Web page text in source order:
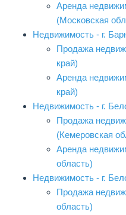
Аренда недвижимости - г.
(Московская
Продажа недвижимости - г.
край)
Аренда недвижимости - г.
край)
Продажа недвижимости
(Кемеровская
Аренда недвижимости - г. Белово
область)
Продажа недвижимости - г.
область)